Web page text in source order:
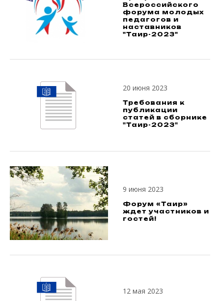
Всероссийского
форума молодых
педагогов и
наставников
"Таир-2023"
20 июня 2023
Требования к
публикации
статей в сборнике
"Таир-2023"
9 июня 2023
Форум «Таир»
ждет участников и
гостей!
12 мая 2023